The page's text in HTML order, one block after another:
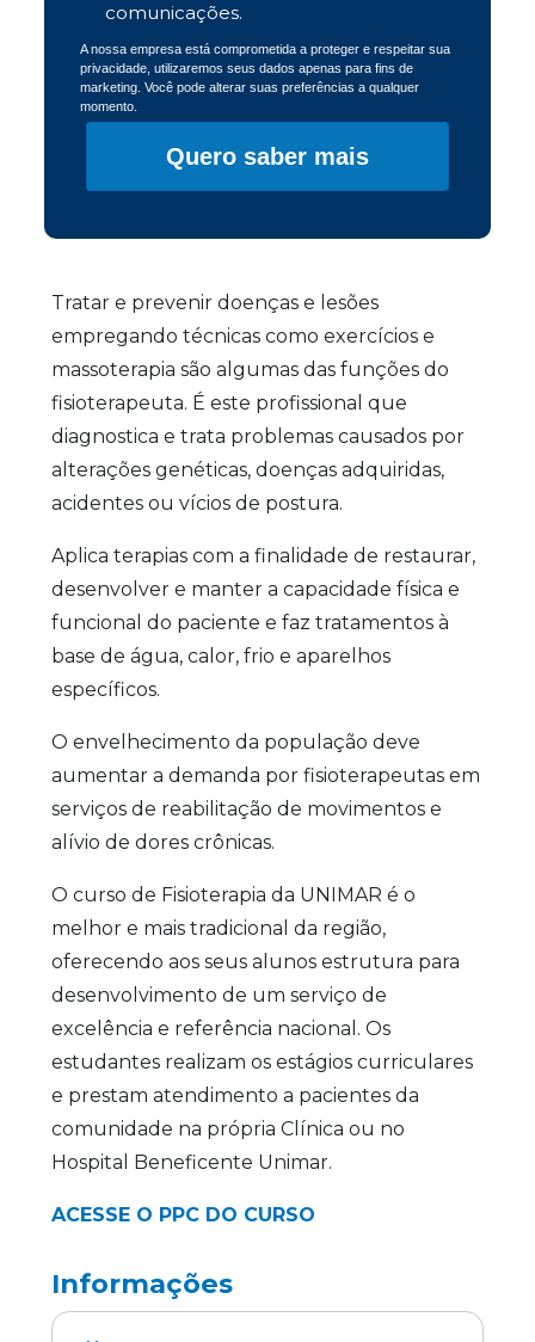
comunicações.
A nossa empresa está comprometida a proteger e respeitar sua
privacidade, utilizaremos seus dados apenas para fins de
marketing. Você pode alterar suas preferências a qualquer
momento.
Quero saber mais
Tratar e prevenir doenças e lesões
empregando técnicas como exercícios e
massoterapia são algumas das funções do
fisioterapeuta. É este profissional que
diagnostica e trata problemas causados por
alterações genéticas, doenças adquiridas,
acidentes ou vícios de postura.
Aplica terapias com a finalidade de restaurar,
desenvolver e manter a capacidade física e
funcional do paciente e faz tratamentos à
base de água, calor, frio e aparelhos
específicos.
O envelhecimento da população deve
aumentar a demanda por fisioterapeutas em
serviços de reabilitação de movimentos e
alívio de dores crônicas.
O curso de Fisioterapia da UNIMAR é o
melhor e mais tradicional da região,
oferecendo aos seus alunos estrutura para
desenvolvimento de um serviço de
excelência e referência nacional. Os
estudantes realizam os estágios curriculares
e prestam atendimento a pacientes da
comunidade na própria Clínica ou no
Hospital Beneficente Unimar.
ACESSE O PPC DO CURSO
Informações